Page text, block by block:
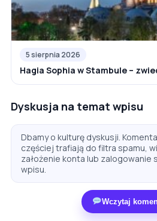
5 sierpnia 2026
Hagia Sophia w Stambule –
Dyskusja na temat wpisu
Dbamy o kulturę dyskusji.
częściej trafiają do filtra spamu,
założenie konta lub zalogowanie
wpisu.
Wczytaj